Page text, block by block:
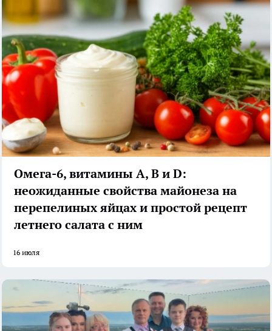
Омега-6, витамины А, В и D:
неожиданные свойства майонеза на
перепелиных яйцах и простой рецепт
летнего салата с ним
16 июля